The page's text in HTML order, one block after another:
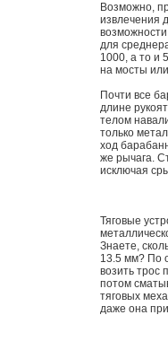
Возможно,
извлечения
для
1000, а то и
на мосты
Почти все
длине
телом
только
ход
же рычага.
исключая
Тяговые
Знаете,
13.5 мм? По
возить трос
потом
тяговых
даже она